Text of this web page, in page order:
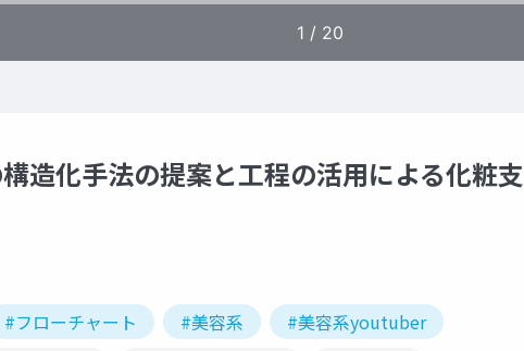
造化手法の提案と工程の活用による化粧支
#フローチャート #美容系
#美容系youtuber